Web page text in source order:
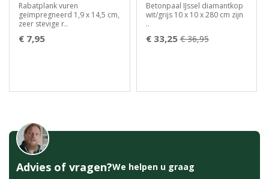
Rabatplank vuren
geïmpregneerd 1,9 x 14,5 cm,
zeer stevige r..
€ 7,95
Betonpaal IJssel diamantkop
wit/grijs 10 x 10 x 280 cm zijn
..
€ 33,25 € 36,95
Advies of vragen?We helpen u graag